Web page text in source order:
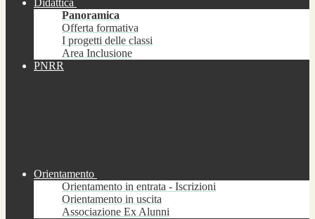
Didattica
Panoramica
Offerta formativa
I progetti delle classi
Area Inclusione
PNRR
Orientamento
Orientamento in entrata - Iscrizioni
Orientamento in uscita
Associazione Ex Alunni